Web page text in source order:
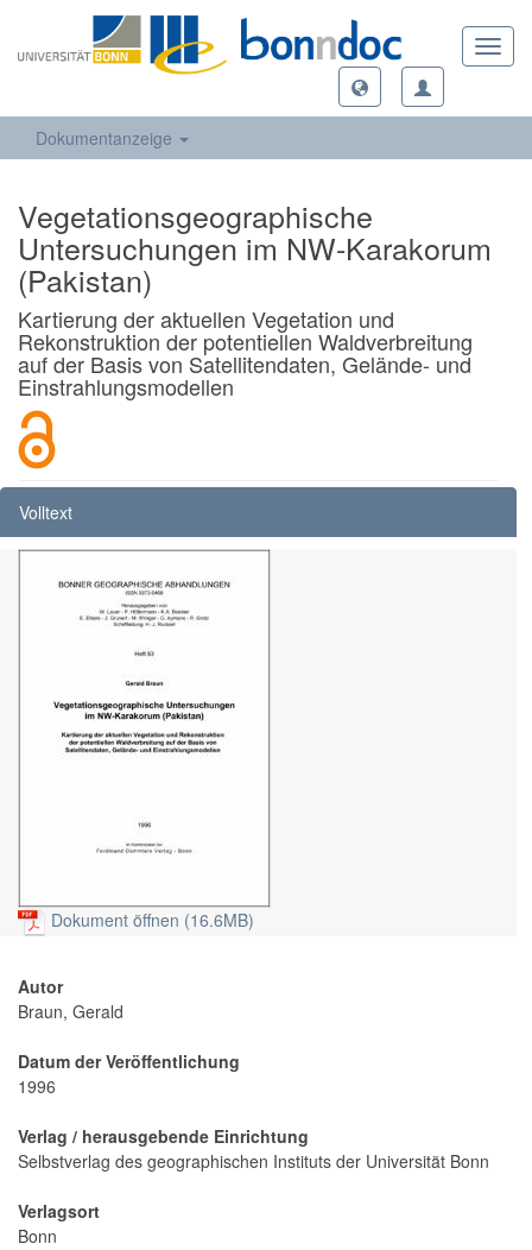
Dokumentanzeige
Vegetationsgeographische
Untersuchungen im NW-Karakorum
(Pakistan)
Kartierung der aktuellen Vegetation und
Rekonstruktion der potentiellen Waldverbreitung
auf der Basis von Satellitendaten, Gelände- und
Einstrahlungsmodellen
Volltext
Dokument öffnen (16.6MB)
Autor
Braun, Gerald
Datum der Veröffentlichung
1996
Verlag / herausgebende Einrichtung
Selbstverlag des geographischen Instituts der Universität Bonn
Verlagsort
Bonn